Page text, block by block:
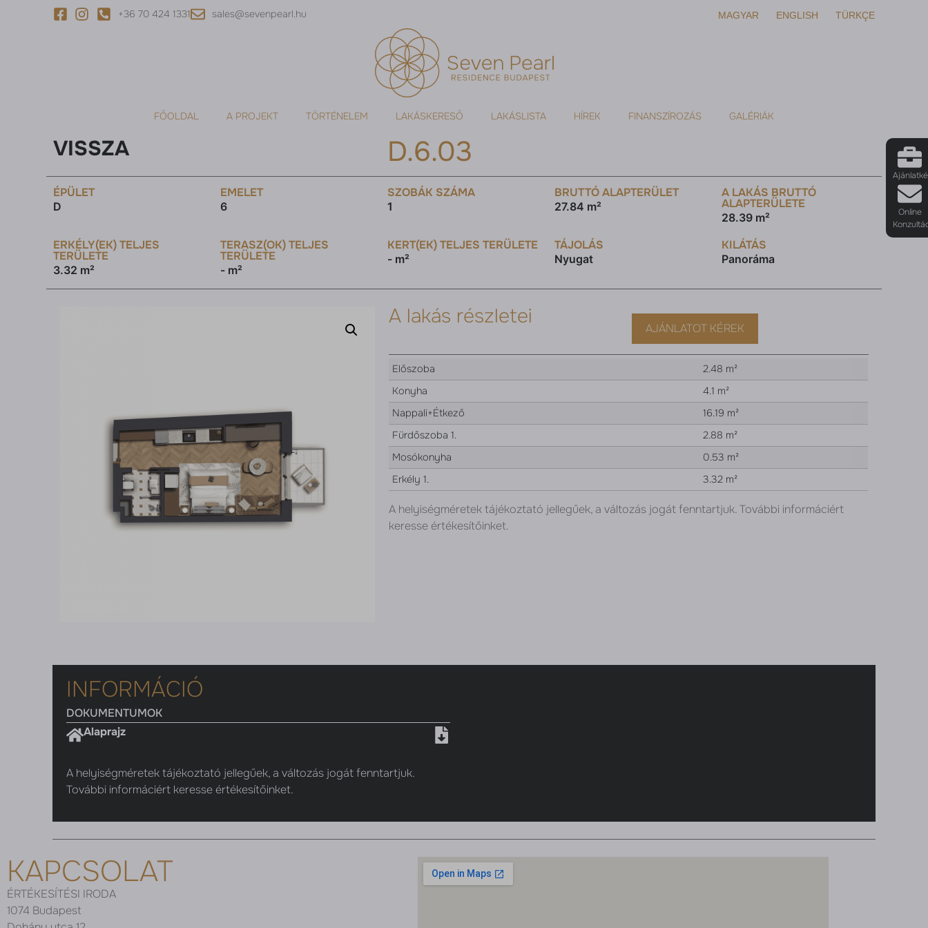
+36 70 424 1331 sales@sevenpearl.hu MAGYAR ENGLISH TÜRKÇE
FŐOLDAL A PROJEKT TÖRTÉNELEM LAKÁSKERESŐ LAKÁSLISTA HÍREK FINANSZÍROZÁS GALÉRIÁK
Online
VISSZA D.6.03
ÉPÜLET
D
EMELET
6
SZOBÁK SZÁMA
1
BRUTTÓ ALAPTERÜLET
27.84 m²
A LAKÁS BRUTTÓ
ALAPTERÜLETE
28.39 m²
ERKÉLY(EK) TELJES
TERÜLETE
3.32 m²
TERASZ(OK) TELJES
TERÜLETE
- m²
KERT(EK) TELJES TERÜLETE
- m²
TÁJOLÁS
Nyugat
KILÁTÁS
Panoráma
A lakás részletei AJÁNLATOT KÉREK
Előszoba
2.48 m²
Konyha
4.1 m²
Nappali+Étkező
16.19 m²
Fürdőszoba 1.
2.88 m²
Mosókonyha
0.53 m²
Erkély 1.
3.32 m²
A helyiségméretek tájékoztató jellegűek, a változás jogát fenntartjuk. További informáciért
keresse értékesítőinket.
INFORMÁCIÓ
DOKUMENTUMOK
Alaprajz
A helyiségméretek tájékoztató jellegűek, a változás jogát fenntartjuk.
További informáciért keresse értékesítőinket.
KAPCSOLAT
ÉRTÉKESÍTÉSI IRODA
1074 Budapest